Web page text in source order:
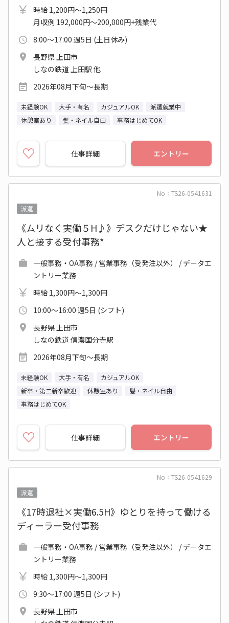
時給 1,200円～1,250円
月収例 192,000円～200,000円+残業代
8:00～17:00 週5日 (土日休み)
長野県 上田市
しなの鉄道 上田駅 他
2026年08月下旬～長期
未経験OK 大手・有名 カジュアルOK
派遣就業中
休憩室あり
髪・ネイル自由 事務はじめてOK
仕事詳細 エントリー
No：TS26-0541631
派遣
《ムリなく実働５H♪》デスクだけじゃない★
人と接する受付事務*
一般事務・OA事務 / 営業事務（受発注以外） / データエ
ントリー業務
時給 1,300円～1,300円
10:00～16:00 週5日 (シフト)
長野県 上田市
しなの鉄道 信濃国分寺駅
2026年08月下旬～長期
未経験OK 大手・有名
カジュアルOK
新卒・第二新卒歓迎
休憩室あり
髪・ネイル自由
事務はじめてOK
仕事詳細 エントリー
No：TS26-0541629
派遣
《17時退社×実働6.5H》ゆとりを持って働ける
ディーラー受付事務
一般事務・OA事務 / 営業事務（受発注以外） / データエ
ントリー業務
時給 1,300円～1,300円
9:30～17:00 週5日 (シフト)
長野県 上田市